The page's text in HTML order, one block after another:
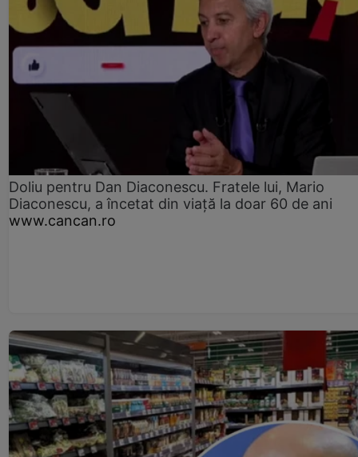
Doliu pentru Dan Diaconescu. Fratele lui, Mario
Diaconescu, a încetat din viață la doar 60 de ani
www.cancan.ro